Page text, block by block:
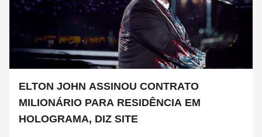
ELTON JOHN ASSINOU CONTRATO
MILIONÁRIO PARA RESIDÊNCIA EM
HOLOGRAMA, DIZ SITE